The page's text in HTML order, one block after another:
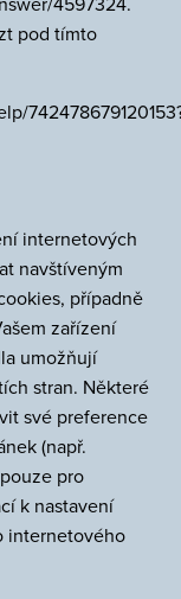
pod tímto
internetových
navštíveným
případně
zařízení
umožňují
stran. Některé
své preference
(např.
pro
k nastavení
internetového